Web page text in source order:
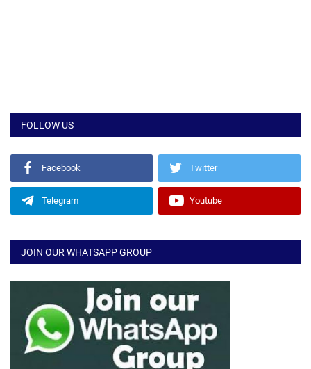
FOLLOW US
Facebook Twitter
Telegram Youtube
JOIN OUR WHATSAPP GROUP